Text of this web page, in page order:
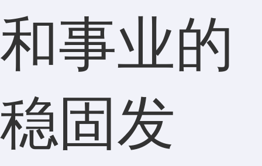
和事业的
稳固发